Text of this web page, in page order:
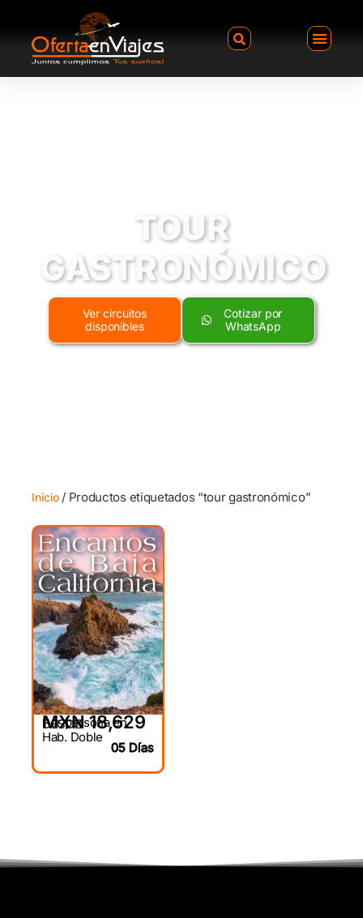
TOUR
GASTRONÓMICO
Ver circuitos
disponibles
Cotizar por
WhatsApp
Inicio/ Productos etiquetados “tour gastronómico”
DESDE
MXN 18,629
Por persona en
Hab. Doble
05 Días